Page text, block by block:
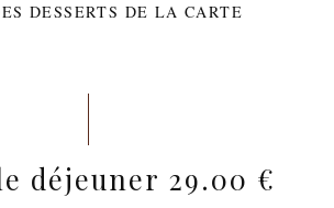
DESSERTS DE LA CARTE
déjeuner 29.00 €